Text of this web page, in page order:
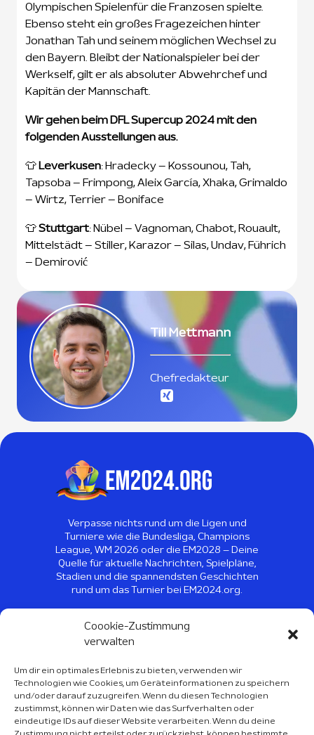
Coookie-Zustimmung
verwalten
Um dir ein optimales Erlebnis zu bieten, verwenden wir
Technologien wie Cookies, um Geräteinformationen zu speichern
und/oder darauf zuzugreifen. Wenn du diesen Technologien
zustimmst, können wir Daten wie das Surfverhalten oder
eindeutige IDs auf dieser Website verarbeiten. Wenn du deine
Olympischen Spielenfür die Franzosen spielte.
Ebenso steht ein großes Fragezeichen hinter
Jonathan Tah und seinem möglichen Wechsel zu
den Bayern. Bleibt der Nationalspieler bei der
Werkself, gilt er als absoluter Abwehrchef und
Kapitän der Mannschaft.
Wir gehen beim DFL Supercup 2024 mit den
folgenden Ausstellungen aus.
👕 Leverkusen: Hradecky – Kossounou, Tah,
Tapsoba – Frimpong, Aleix García, Xhaka, Grimaldo
– Wirtz, Terrier – Boniface
👕Stuttgart: Nübel – Vagnoman, Chabot, Rouault,
Mittelstädt – Stiller, Karazor – Silas, Undav, Führich
– Demirović
Till Mettmann
Chefredakteur
Verpasse nichts rund um die Ligen und
Turniere wie die Bundesliga, Champions
League, WM 2026 oder die EM2028 – Deine
Quelle für aktuelle Nachrichten, Spielpläne,
Stadien und die spannendsten Geschichten
rund um das Turnier bei EM2024.org.
© 2026
EM2024 - Alle Rechte
vorbehalten
Sport Kalender 2026
Über Uns